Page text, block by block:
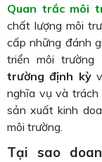
Quan trắc môi
chất lượng môi
cấp những đánh
triển môi trường
trường định kỳ
nghĩa vụ và trách
sản xuất kinh
môi trường.
Tại sao